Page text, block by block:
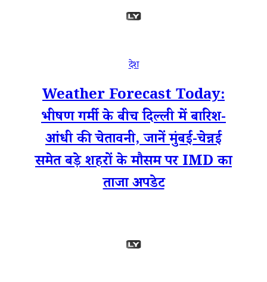
देश
Weather Forecast Today:
भीषण गर्मी के बीच दिल्ली में बारिश-
आंधी की चेतावनी, जानें मुंबई-चेन्नई
समेत बड़े शहरों के मौसम पर IMD का
ताजा अपडेट